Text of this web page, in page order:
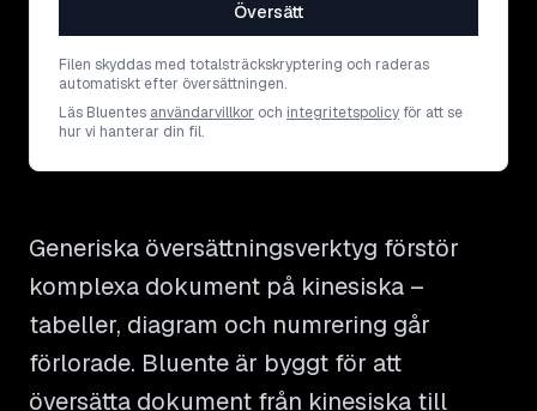
Översätt
Filen skyddas med totalsträckskryptering och raderas
automatiskt efter översättningen.
Läs Bluentes användarvillkor och integritetspolicy för att se
hur vi hanterar din fil.
Generiska översättningsverktyg förstör
komplexa dokument på kinesiska –
tabeller, diagram och numrering går
förlorade. Bluente är byggt för att
översätta dokument från kinesiska till